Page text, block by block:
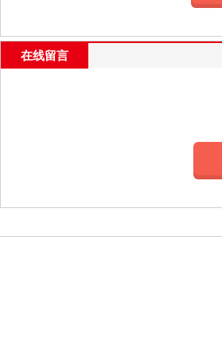
在线留言